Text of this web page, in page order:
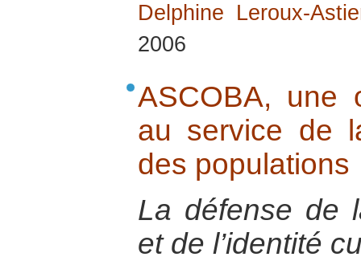
Delphine Leroux-
2006
ASCOBA, une
au service de
des populations
La défense de
et de l’identité